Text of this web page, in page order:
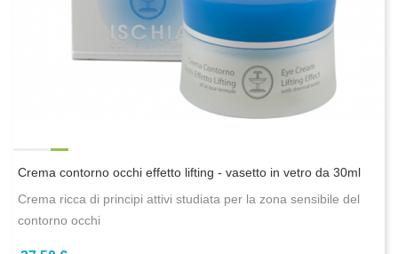
Crema contorno occhi effetto lifting - vasetto in vetro da 30ml
Crema ricca di principi attivi studiata per la zona sensibile del
contorno occhi